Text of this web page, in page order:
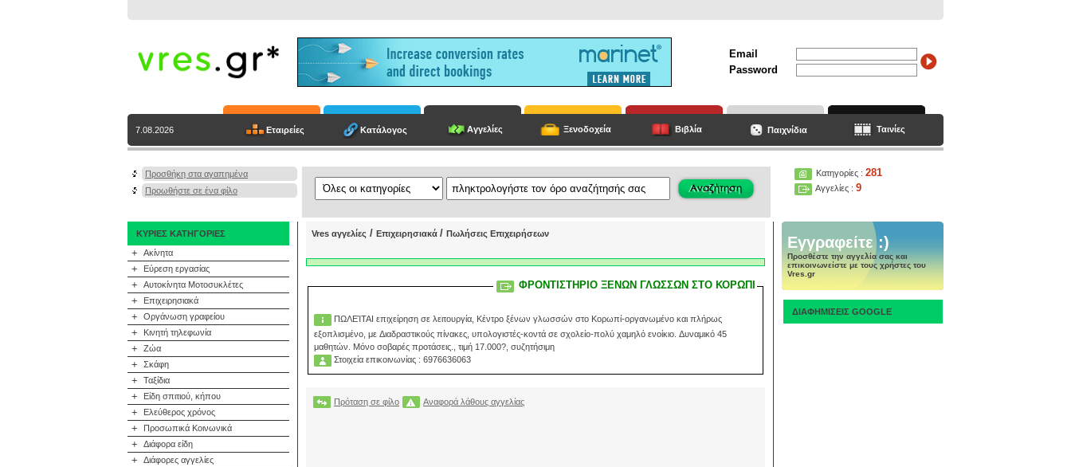
Email
Password
7.08.2026 Εταιρείες Κατάλογος Αγγελίες Ξενοδοχεία Βιβλία Παιχνίδια Ταινίες
Προσθήκη στα αγαπημένα
Προωθήστε σε ένα φίλο
Κατηγορίες : 281
Αγγελίες : 9
ΚΥΡΙΕΣ ΚΑΤΗΓΟΡΙΕΣ
+ Ακίνητα
+ Εύρεση εργασίας
+ Αυτοκίνητα Μοτοσυκλέτες
+ Επιχειρησιακά
+ Οργάνωση γραφείου
+ Κινητή τηλεφωνία
+ Ζώα
+ Σκάφη
+ Ταξίδια
+ Είδη σπιτιού, κήπου
+ Ελεύθερος χρόνος
+ Προσωπικά Κοινωνικά
+ Διάφορα είδη
+ Διάφορες αγγελίες
Vres αγγελίες / Επιχειρησιακά / Πωλήσεις Επιχειρήσεων
ΦΡΟΝΤΙΣΤΗΡΙΟ ΞΕΝΩΝ ΓΛΩΣΣΩΝ ΣΤΟ ΚΟΡΩΠΙ
ΠΩΛΕΊΤΑΙ επιχείρηση σε λειτουργία, Κέντρο ξένων γλωσσών στο Κορωπί-οργανωμένο και πλήρως
εξοπλισμένο, με Διαδραστικούς πίνακες, υπολογιστές-κοντά σε σχολείο-πολύ χαμηλό ενοίκιο. Δυναμικό 45
μαθητών. Μόνο σοβαρές προτάσεις., τιμή 17.000?, συζητήσιμη
Στοιχεία επικοινωνίας : 6976636063
Πρόταση σε φίλο Αναφορά λάθους αγγελίας
Εγγραφείτε :)
Προσθέστε την αγγελία σας και
επικοινωνείστε με τους χρήστες του
Vres.gr
ΔΙΑΦΗΜΙΣΕΙΣ GOOGLE